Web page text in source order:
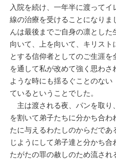
入院を続け、一年半に渡って
線の治療を受けることになりま
んは最後までご自身の凛とし
向いて、上を向いて、キリスト
とする信仰者としてのご生涯を
を通して私が改めて強く思わ
ような時にも揺るぐことのな
ているということでした。
主は渡される夜、パンを取り
を割いて弟子たちに分かち合
たに与えるわたしのからだで
じようにして弟子達と分かち
たがたの罪の赦しのため流さ